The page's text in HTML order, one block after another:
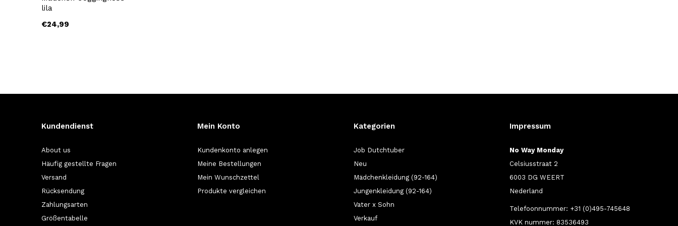
lila
€24,99
Kundendienst
About us
Häufig gestellte Fragen
Versand
Rücksendung
Zahlungsarten
Größentabelle
Mein Konto
Kundenkonto anlegen
Meine Bestellungen
Mein Wunschzettel
Produkte vergleichen
Kategorien
Job Dutchtuber
Neu
Mädchenkleidung (92-164)
Jungenkleidung (92-164)
Vater x Sohn
Verkauf
Impressum
No Way Monday
Celsiusstraat 2
6003 DG WEERT
Nederland
Telefoonnummer: +31 (0)495-745648
KVK nummer: 83536493